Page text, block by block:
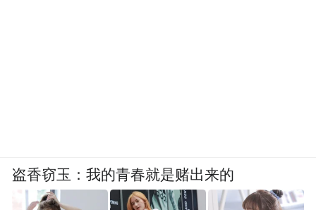
盗香窃玉：我的青春就是赌出来的